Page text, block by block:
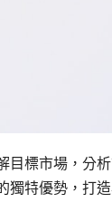
目標市場，分
獨特優勢，打